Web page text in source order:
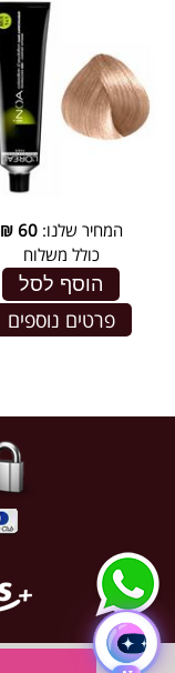
המחיר שלנו:60
₪
כולל משלוח
הוסף לסל
פרטים נוספים